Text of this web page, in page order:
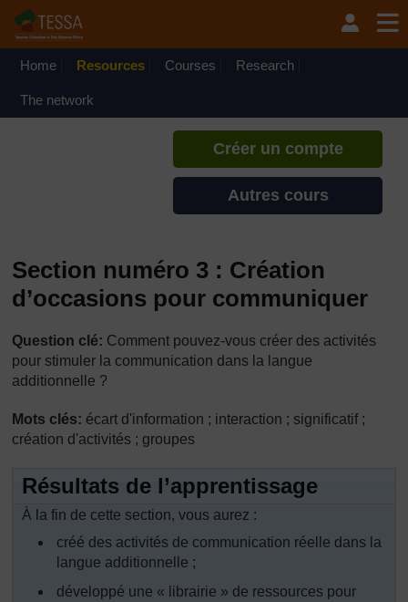
Home Resources Courses Research
The network
Si vous créez un compte, vous
pouvez établir un profil
Créer un compte
Autres cours
Section numéro 3 : Création
d’occasions pour communiquer
Question clé: Comment pouvez-vous créer des activités
pour stimuler la communication dans la langue
additionnelle ?
Mots clés: écart d'information ; interaction ; significatif ;
création d'activités ; groupes
Résultats de l’apprentissage
À la fin de cette section, vous aurez :
créé des activités de communication réelle dans la
langue additionnelle ;
développé une « librairie » de ressources pour